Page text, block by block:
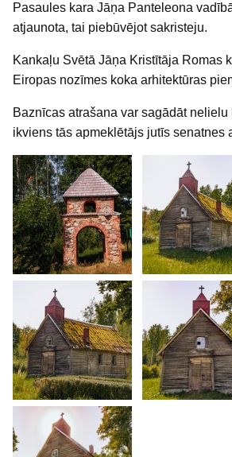
Pasaules kara Jāņa Panteleona
atjaunota, tai piebūvējot sakristeju.
Kankaļu Svētā Jāņa Kristītāja Romas
Eiropas nozīmes koka arhitektūras
Baznīcas atrašana var sagādāt
ikviens tās apmeklētājs jutīs senatnes